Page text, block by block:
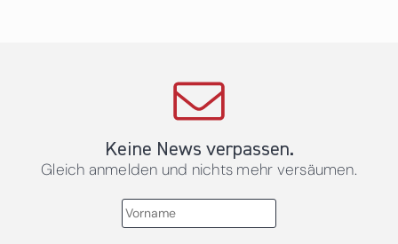
Keine News verpassen.
Gleich anmelden und nichts mehr versäumen.